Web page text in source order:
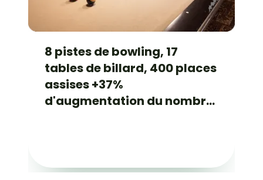
8 pistes de bowling, 17
tables de billard, 400 places
assises +37%
d'augmentation du nombre